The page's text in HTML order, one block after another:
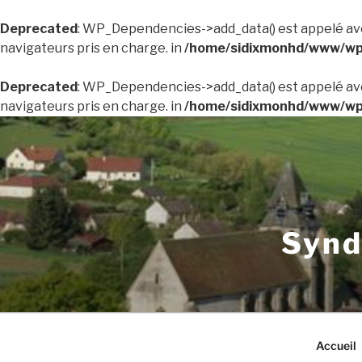
Deprecated: WP_Dependencies->add_data() est appelé
navigateurs pris en charge. in /home/sidixmonhd/www/
Deprecated: WP_Dependencies->add_data() est appelé
navigateurs pris en charge. in /home/sidixmonhd/www/
Aller
contenu
principal
Accueil